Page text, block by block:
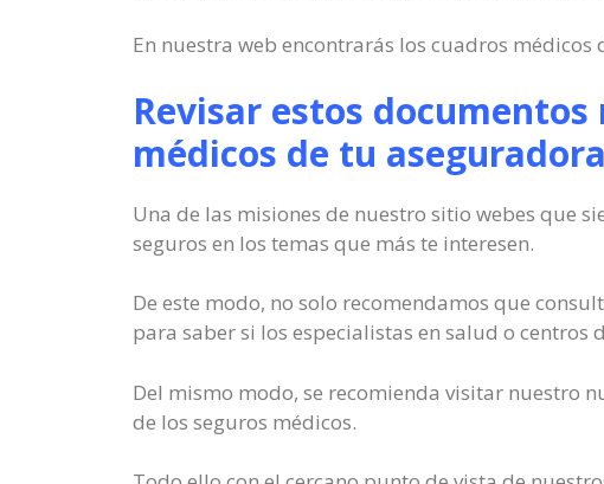
En nuestra web encontrarás los cuadros
Revisar estos
médicos de tu aseguradora
Una de las misiones de nuestro sitio webes que
seguros en los temas que más te interesen.
De este modo, no solo recomendamos que
para saber si los especialistas en salud o centros
Del mismo modo, se recomienda visitar nuestro
de los seguros médicos.